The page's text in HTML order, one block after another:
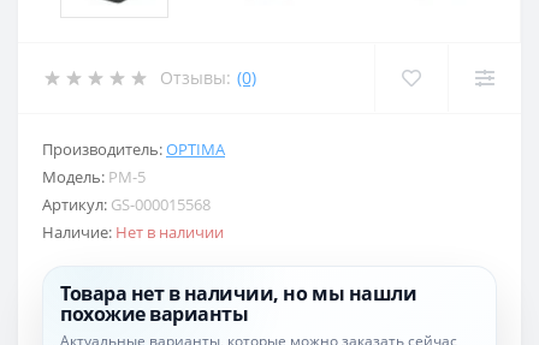
Отзывы: (0)
Производитель:OPTIMA
Модель: PM-5
Артикул: GS-000015568
Наличие: Нет в наличии
Товара нет в наличии, но мы нашли
похожие варианты
Актуальные варианты, которые можно заказать сейчас